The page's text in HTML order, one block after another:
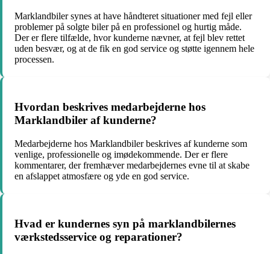
Marklandbiler synes at have håndteret situationer med fejl eller
problemer på solgte biler på en professionel og hurtig måde.
Der er flere tilfælde, hvor kunderne nævner, at fejl blev rettet
uden besvær, og at de fik en god service og støtte igennem hele
processen.
Hvordan beskrives medarbejderne hos
Marklandbiler af kunderne?
Medarbejderne hos Marklandbiler beskrives af kunderne som
venlige, professionelle og imødekommende. Der er flere
kommentarer, der fremhæver medarbejdernes evne til at skabe
en afslappet atmosfære og yde en god service.
Hvad er kundernes syn på marklandbilernes
værkstedsservice og reparationer?